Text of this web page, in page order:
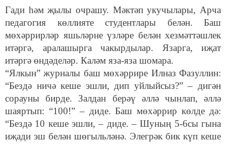
Гади һәм җылы очрашу. Мәктәп укучылары, Арча
педагогия көллияте студентлары белән. Баш
мөхәррирләр яшьләрне үзләре белән хезмәттәшлек
итәргә, аралашырга чакырдылар. Язарга, иҗат
итәргә өндәделәр. Каләм яза-яза шомара.
“Ялкын” журналы баш мөхәррире Илназ Фазуллин:
“Бездә ничә кеше эшли, дип уйлыйсыз?” – дигән
сорауны бирде. Залдан берәү әллә чынлап, әллә
шаяртып: “100!” – диде. Баш мөхәррир көлде дә:
“Бездә 10 кеше эшли, – диде. – Шуның 5-6сы гына
иҗади эш белән шөгыльләнә. Элегрәк бик күп кеше